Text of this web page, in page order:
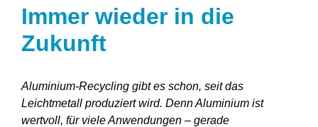
Immer wieder in die
Zukunft
Aluminium-Recycling gibt es schon, seit das
Leichtmetall produziert wird. Denn Aluminium ist
wertvoll, für viele Anwendungen – gerade